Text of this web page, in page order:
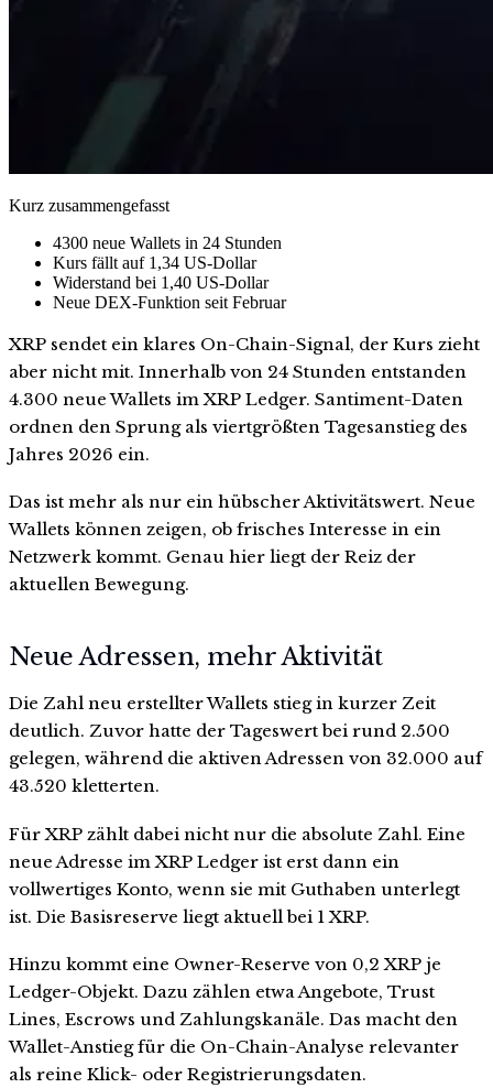
Kurz zusammengefasst
4300 neue Wallets in 24 Stunden
Kurs fällt auf 1,34 US-Dollar
Widerstand bei 1,40 US-Dollar
Neue DEX-Funktion seit Februar
XRP sendet ein klares On-Chain-Signal, der Kurs zieht
aber nicht mit. Innerhalb von 24 Stunden entstanden
4.300 neue Wallets im XRP Ledger. Santiment-Daten
ordnen den Sprung als viertgrößten Tagesanstieg des
Jahres 2026 ein.
Das ist mehr als nur ein hübscher Aktivitätswert. Neue
Wallets können zeigen, ob frisches Interesse in ein
Netzwerk kommt. Genau hier liegt der Reiz der
aktuellen Bewegung.
Neue Adressen, mehr Aktivität
Die Zahl neu erstellter Wallets stieg in kurzer Zeit
deutlich. Zuvor hatte der Tageswert bei rund 2.500
gelegen, während die aktiven Adressen von 32.000 auf
43.520 kletterten.
Für XRP zählt dabei nicht nur die absolute Zahl. Eine
neue Adresse im XRP Ledger ist erst dann ein
vollwertiges Konto, wenn sie mit Guthaben unterlegt
ist. Die Basisreserve liegt aktuell bei 1 XRP.
Hinzu kommt eine Owner-Reserve von 0,2 XRP je
Ledger-Objekt. Dazu zählen etwa Angebote, Trust
Lines, Escrows und Zahlungskanäle. Das macht den
Wallet-Anstieg für die On-Chain-Analyse relevanter
als reine Klick- oder Registrierungsdaten.